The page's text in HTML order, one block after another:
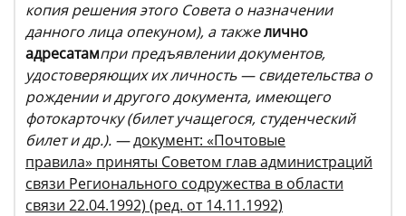
копия решения этого Совета о назначении
данного лица опекуном), а такжелично
адресатампри предъявлении документов,
удостоверяющих их личность — свидетельства о
рождении и другого документа, имеющего
фотокарточку (билет учащегося, студенческий
билет и др.). —документ: «Почтовые
правила» приняты Советом глав администраций
связи Регионального содружества в области
связи 22.04.1992) (ред. от 14.11.1992)